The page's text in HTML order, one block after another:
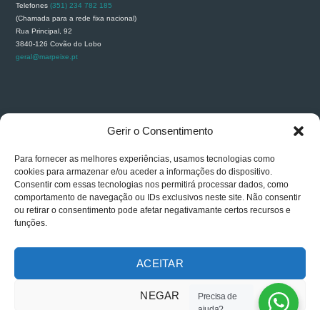
Gerir o Consentimento
Para fornecer as melhores experiências, usamos tecnologias como
cookies para armazenar e/ou aceder a informações do dispositivo.
Consentir com essas tecnologias nos permitirá processar dados, como
comportamento de navegação ou IDs exclusivos neste site. Não consentir
ou retirar o consentimento pode afetar negativamante certos recursos e
funções.
ACEITAR
NEGAR
Telefones(351) 234 782 185
(Chamada para a rede fixa nacional)
Rua Principal, 92
3840-126 Covão do Lobo
geral@marpeixe.pt
Carlos Carapinha © 2026. All rights reserved. Powered By GESTWEB
Precisa de